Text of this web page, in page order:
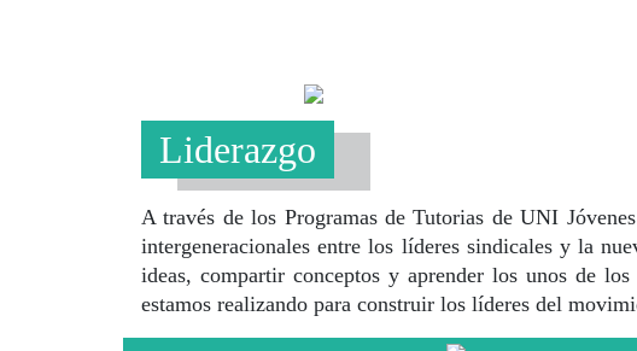
Liderazgo
A través de los Programas de Tutorias de UNI
intergeneracionales entre los líderes sindicales y la
ideas, compartir conceptos y aprender los unos de
estamos realizando para construir los líderes del